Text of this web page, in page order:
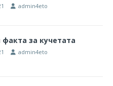
admin4eto
за кучетата
admin4eto